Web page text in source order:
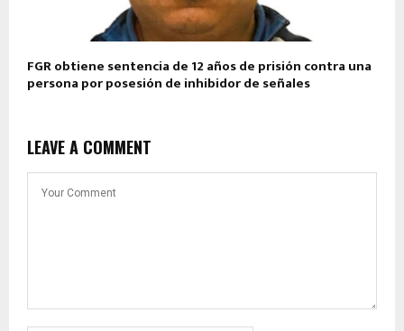
FGR obtiene sentencia de 12 años de prisión contra una
persona por posesión de inhibidor de señales
LEAVE A COMMENT